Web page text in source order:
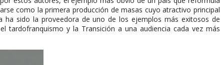
como la primera producción de masas cuyo atractivo principal
ha sido la proveedora de uno de los ejemplos más exitosos de
tardofranquismo y la Transición a una audiencia cada vez más